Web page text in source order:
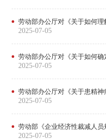
劳动部办公厅对《关于如何
2025-07-05
劳动部办公厅对《关于如何
2025-07-05
劳动部办公厅对《关于患精
2025-07-05
劳动部《企业经济性裁减人员
2025-07-05